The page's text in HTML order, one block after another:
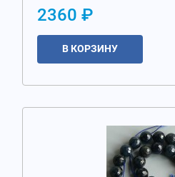
2360 ₽
В КОРЗИНУ